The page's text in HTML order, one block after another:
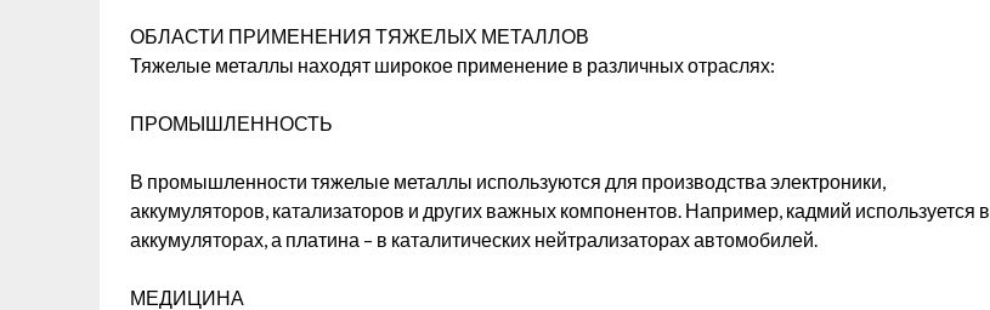
ОБЛАСТИ ПРИМЕНЕНИЯ ТЯЖЕЛЫХ МЕТАЛЛОВ
Тяжелые металлы находят широкое применение в различных отраслях:
ПРОМЫШЛЕННОСТЬ
В промышленности тяжелые металлы используются для производства электроники,
аккумуляторов, катализаторов и других важных компонентов. Например, кадмий используется в
аккумуляторах, а платина – в каталитических нейтрализаторах автомобилей.
МЕДИЦИНА